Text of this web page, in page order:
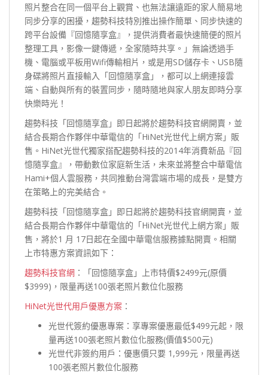
照片整合在同一個平台上觀賞、也無法讓遠距的家人簡易地
同步分享的困擾，趨勢科技特別推出操作簡單、同步快速的
跨平台設備『回憶隨享盒』，提供消費者最快速簡便的照片
整理工具，影像一鍵傳遞，全家隨時共享。」無論透過手
機、電腦或平板用Wifi傳輸相片，或是用SD儲存卡、USB隨
身碟將照片直接輸入「回憶隨享盒」，都可以上網連接雲
端、自動與所有的裝置同步，隨時隨地與家人朋友即時分享
快樂時光！
趨勢科技「回憶隨享盒」即日起將於趨勢科技官網開賣，並
結合長期合作夥伴中華電信的「HiNet光世代上網方案」販
售。HiNet光世代獨家搭配趨勢科技的2014年消費新品『回
憶隨享盒』，帶動數位家庭新生活，未來並將整合中華電信
Hami+個人雲服務，共同推動台灣雲端市場的成長，是雙方
在策略上的完美結合。
趨勢科技「回憶隨享盒」即日起將於趨勢科技官網開賣，並
結合長期合作夥伴中華電信的「HiNet光世代上網方案」販
售，將於1 月 17日起在全國中華電信服務據點開賣。相關
上市特惠方案資訊如下：
趨勢科技官網 ：「回憶隨享盒」上市特價$2499元(原價
$3999)，限量再送100張老照片數位化服務
HiNet光世代用戶優惠方案 ：
光世代簽約優惠專案：享專案優惠最低$499元起，限
量再送100張老照片數位化服務(價值$500元)
光世代非簽約用戶：優惠價只要 1,999元，限量再送
100張老照片數位化服務